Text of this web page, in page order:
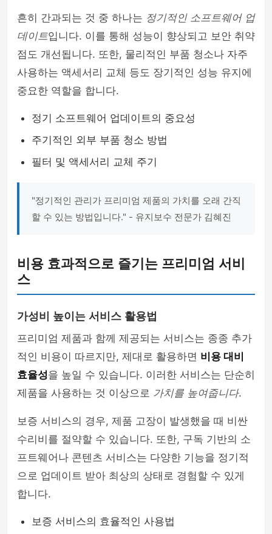
흔히 간과되는 것 중 하나는 정기적인 소프트웨어 업
데이트입니다. 이를 통해 성능이 향상되고 보안 취약
점도 개선됩니다. 또한, 물리적인 부품 청소나 자주
사용하는 액세서리 교체 등도 장기적인 성능 유지에
중요한 역할을 합니다.
정기 소프트웨어 업데이트의 중요성
주기적인 외부 부품 청소 방법
필터 및 액세서리 교체 주기
"정기적인 관리가 프리미엄 제품의 가치를 오래 간직
할 수 있는 방법입니다." - 유지보수 전문가 김혜진
비용 효과적으로 즐기는 프리미엄 서비
스
가성비 높이는 서비스 활용법
프리미엄 제품과 함께 제공되는 서비스는 종종 추가
적인 비용이 따르지만, 제대로 활용하면 비용 대비
효율성을 높일 수 있습니다. 이러한 서비스는 단순히
제품을 사용하는 것 이상으로 가치를 높여줍니다.
보증 서비스의 경우, 제품 고장이 발생했을 때 비싼
수리비를 절약할 수 있습니다. 또한, 구독 기반의 소
프트웨어나 콘텐츠 서비스는 다양한 기능을 정기적
으로 업데이트 받아 최상의 상태로 경험할 수 있게
합니다.
보증 서비스의 효율적인 사용법